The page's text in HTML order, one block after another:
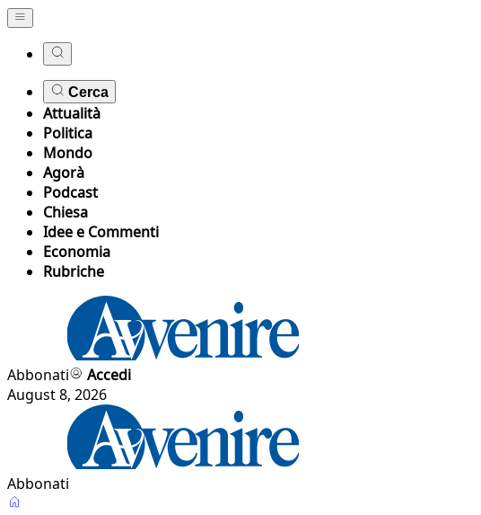
Cerca
Attualità
Politica
Mondo
Agorà
Podcast
Chiesa
Idee e Commenti
Economia
Rubriche
Abbonati
Accedi
August 8, 2026
Abbonati